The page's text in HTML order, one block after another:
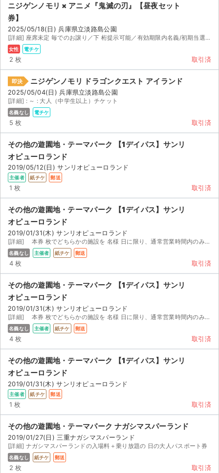
チケットジャム運営会社
チケットジャム利用規約
プライバシーポリシー
特定商取引法に基づく表記
公演登録依頼
不正転売禁止法について
チケットジャムの取り組み
音楽情報
ニジゲンノモリ × アニメ『鬼滅の刃』【昼夜セット
券】
2025/05/18(日) 兵庫県立淡路島公園
[詳細] 座席未定 毎でのお譲り／下 桁提示可能／有効期限内名義/初期当選/重複すり替えなし/女性名...
女性 電チケ
2 枚 取引済
即決 ニジゲンノモリ ドラゴンクエスト アイランド
2025/05/04(日) 兵庫県立淡路島公園
[詳細] : ～ : 大人（中学生以上）チケット
名義なし 電チケ
5 枚 取引済
その他の遊園地・テーマパーク 【1デイパス】サンリ
オピューロランド
2019/05/12(日) サンリオピューロランド
主催者 紙チケ 郵送
1 枚 取引済
その他の遊園地・テーマパーク 【1デイパス】サンリ
オピューロランド
2019/01/31(木) サンリオピューロランド
[詳細] 本券 枚でどちらかの施設を 名様 日に限り、通常営業時間内のみ利用できるチケットです
名義なし 主催者 紙チケ 郵送
4 枚 取引済
その他の遊園地・テーマパーク 【1デイパス】サンリ
オピューロランド
2019/01/31(木) サンリオピューロランド
[詳細] 本券 枚でどちらかの施設を 名様 日に限り、通常営業時間内のみ利用できるチケットです 御購入...
名義なし 主催者 紙チケ 郵送
4 枚 取引済
その他の遊園地・テーマパーク 【1デイパス】サンリ
オピューロランド
2019/01/31(木) サンリオピューロランド
主催者 紙チケ 郵送
1 枚 取引済
その他の遊園地・テーマパーク ナガシマスパーランド
2019/01/27(日) 三重ナガシマスパーランド
[詳細] ナガシマスパーランドの入場料＋乗り放題の 日の大人パスポート券
名義なし 紙チケ 郵送
2 枚 取引済